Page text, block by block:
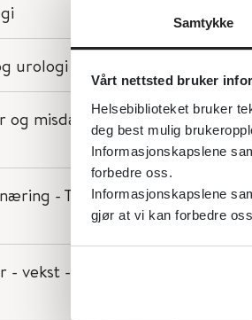
Samtykke
Vårt nettsted bruker
Helsebiblioteket bruker
deg best mulig
Informasjonskapslene
forbedre oss.
Informasjonskapslene
gjør at vi kan forbedre
urologi
og misdannelser i
- Tilskudd -
- vekst -